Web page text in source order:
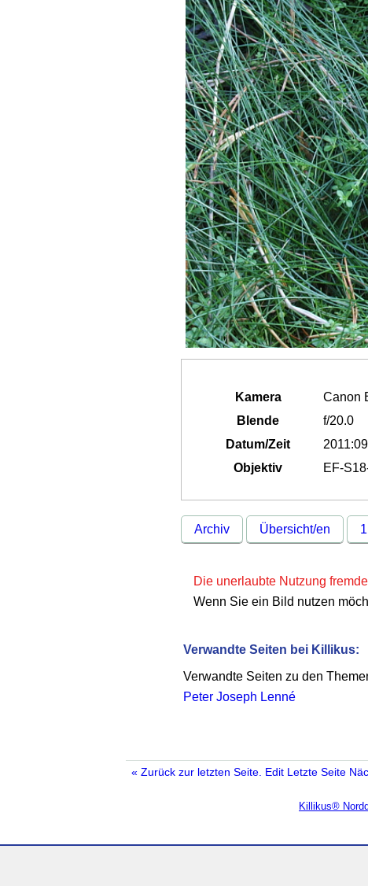
Kamera
Canon
Blende
f/20.0
Datum/Zeit
Objektiv
EF-
Archiv Übersicht/en 1
Die unerlaubte Nutzung
Wenn Sie ein Bild nutzen
Verwandte Seiten bei Killikus:
Verwandte Seiten zu den
Peter Joseph Lenné
« Zurück zur letzten Seite. Edit Letzte Seite
Killikus®